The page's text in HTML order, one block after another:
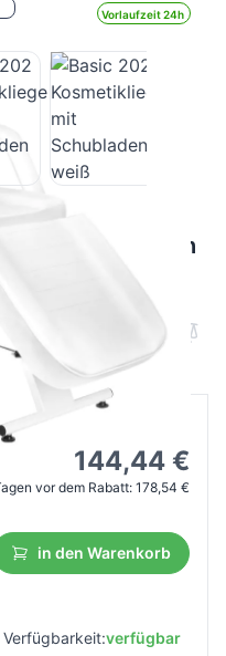
Vorlaufzeit 24h
mit Schubladen
144,44 €
vor dem Rabatt: 178,54 €
in den Warenkorb
Verfügbarkeit:verfügbar